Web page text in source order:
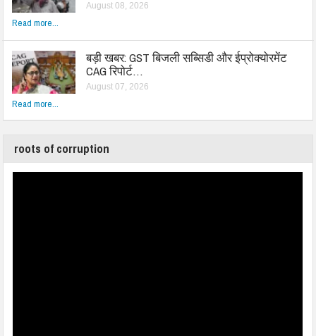
August 08, 2026
Read more...
बड़ी खबर: GST बिजली सब्सिडी और ईप्रोक्योरमेंट
CAG रिपोर्ट…
August 07, 2026
Read more...
roots of corruption